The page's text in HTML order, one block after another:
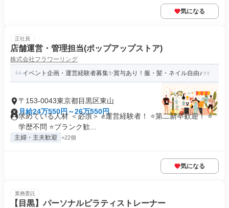
気になる
正社員
店舗運営・管理担当(ポップアップストア)
株式会社フラワーリング
イベント企画・運営経験者募集✨賞与あり！服・髪・ネイル自由♪
〒153-0043東京都目黒区東山
月給24万550円～26万550円
求めている人材 ＜必須＞ ✊運営経験者！ ⭐第二新卒歓迎！ ⭐
学歴不問 ⭐ブランク歓...
主婦・主夫歓迎 +22個
気になる
業務委託
【目黒】パーソナルピラティストレーナー